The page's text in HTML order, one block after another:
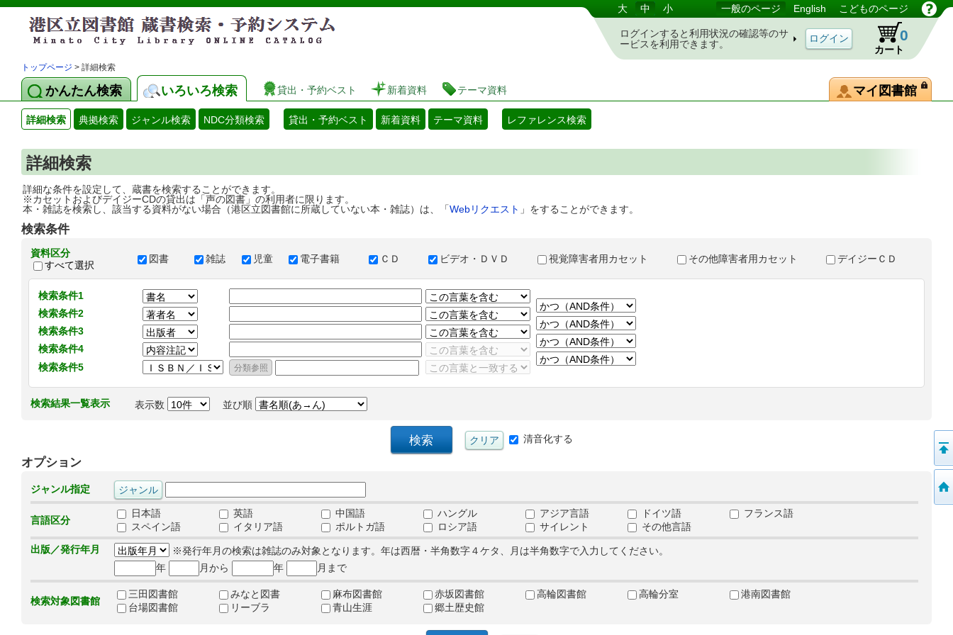
港区立図書館 蔵書検索・予約システム 大 中 小 一般のページ English こどものページ
ログインすると利用状況の確認等のサ
ービスを利用できます。
カート
0
トップページ > 詳細検索
かんたん検索 いろいろ検索 貸出・予約ベスト 新着資料 テーマ資料 マイ図書館
詳細検索 典拠検索 ジャンル検索 NDC分類検索 貸出・予約ベスト 新着資料 テーマ資料 レファレンス検索
詳細検索
詳細な条件を設定して、蔵書を検索することができます。
※カセットおよびデイジーCDの貸出は「声の図書」の利用者に限ります。
本・雑誌を検索し、該当する資料がない場合（港区立図書館に所蔵していない本・雑誌）は、「Webリクエスト 」をすることができます。
検索条件
資料区分
すべて選択
図書 雑誌 児童 電子書籍 ＣＤ ビデオ・ＤＶＤ 視覚障害者用カセット その他障害者用カセット デイジーＣＤ
検索条件1
検索条件2
検索条件3
検索条件4
検索条件5
検索結果一覧表示 表示数 並び順
清音化する
オプション
ジャンル指定
言語区分
日本語 英語 中国語 ハングル アジア言語 ドイツ語
フランス語
スペイン語
イタリア語 ポルトガ語 ロシア語 サイレント
その他言語
出版／発行年月
※発行年月の検索は雑誌のみ対象となります。年は西暦・半角数字４ケタ、月は半角数字で入力してください。
年
月から 年 月まで
検索対象図書館
三田図書館 みなと図書 麻布図書館 赤坂図書館 高輪図書館 高輪分室
港南図書館
台場図書館
リーブラ 青山生涯 郷土歴史館